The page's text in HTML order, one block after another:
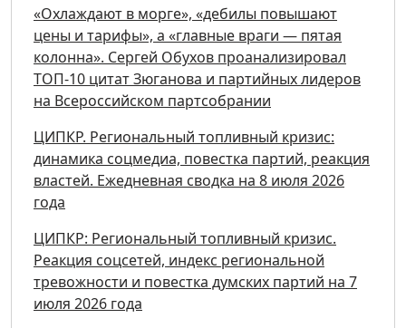
«Охлаждают в морге», «дебилы повышают
цены и тарифы», а «главные враги — пятая
колонна». Сергей Обухов проанализировал
ТОП-10 цитат Зюганова и партийных лидеров
на Всероссийском партсобрании
ЦИПКР. Региональный топливный кризис:
динамика соцмедиа, повестка партий, реакция
властей. Ежедневная сводка на 8 июля 2026
года
ЦИПКР: Региональный топливный кризис.
Реакция соцсетей, индекс региональной
тревожности и повестка думских партий на 7
июля 2026 года